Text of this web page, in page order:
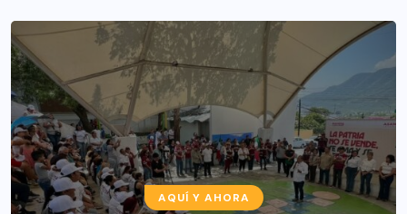
AQUÍ Y AHORA